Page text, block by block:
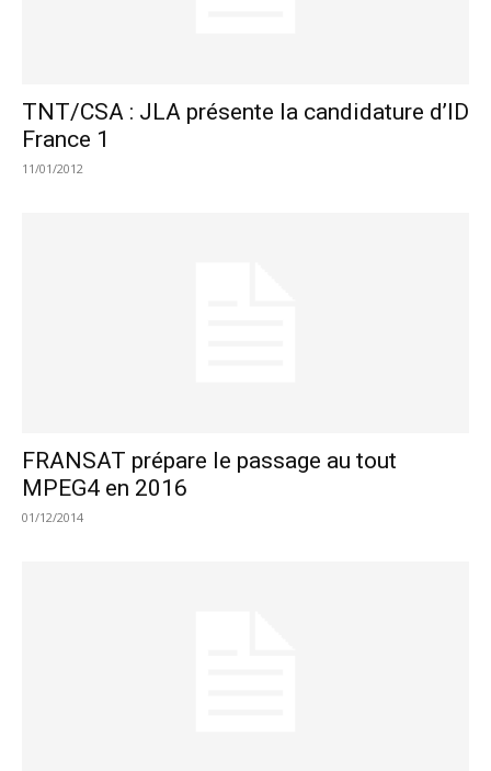
TNT/CSA : JLA présente la candidature d’ID
France 1
11/01/2012
FRANSAT prépare le passage au tout
MPEG4 en 2016
01/12/2014